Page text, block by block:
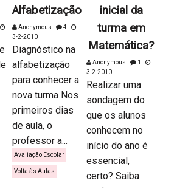
Alfabetização
Anonymous
4
3-2-2010
Diagnóstico na
alfabetização
para conhecer a
nova turma Nos
primeiros dias
de aula, o
professor a...
Avaliação Escolar
Volta às Aulas
inicial da
turma em
Matemática?
Anonymous
1
3-2-2010
Realizar uma
sondagem do
que os alunos
conhecem no
início do ano é
essencial,
certo? Saiba